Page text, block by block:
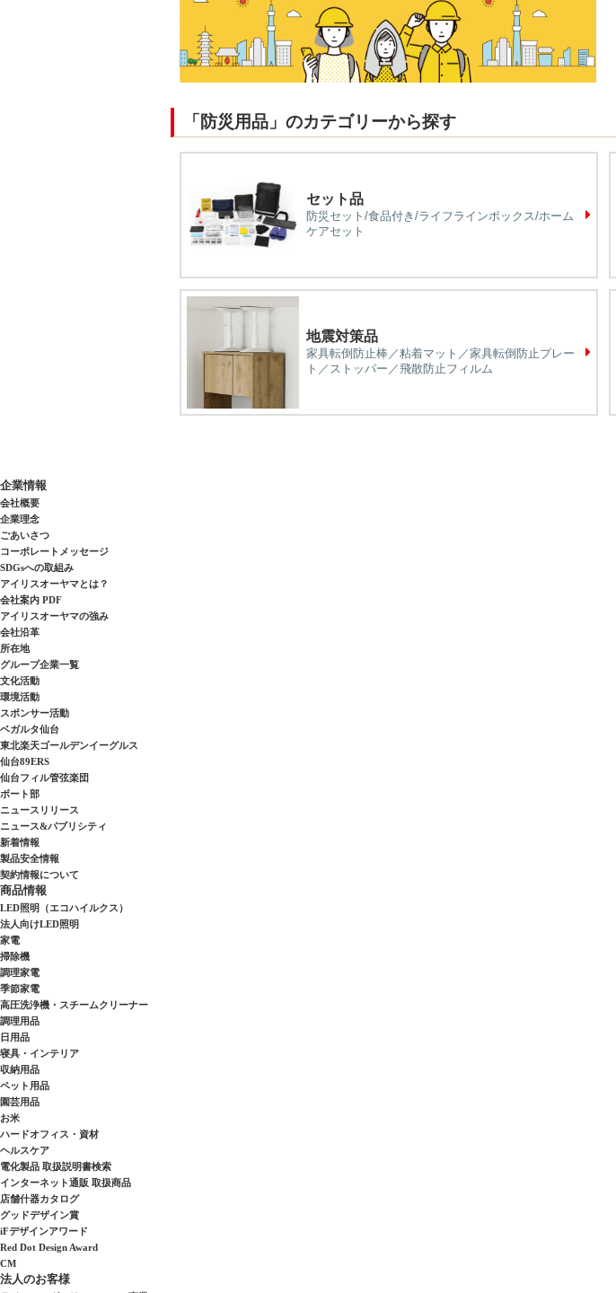
「防災用品」のカテゴリーから探す
セット品
防災セット/食品付き/ライフラインボックス/ホーム
ケアセット
地震対策品
家具転倒防止棒／粘着マット／家具転倒防止プレー
ト／ストッパー／飛散防止フィルム
企業情報
会社概要
企業理念
ごあいさつ
コーポレートメッセージ
SDGsへの取組み
アイリスオーヤマとは？
会社案内 PDF
アイリスオーヤマの強み
会社沿革
所在地
グループ企業一覧
文化活動
環境活動
スポンサー活動
ベガルタ仙台
東北楽天ゴールデンイーグルス
仙台89ERS
仙台フィル管弦楽団
ボート部
ニュースリリース
ニュース&パブリシティ
新着情報
製品安全情報
契約情報について
商品情報
LED照明（エコハイルクス）
法人向けLED照明
家電
掃除機
調理家電
季節家電
高圧洗浄機・スチームクリーナー
調理用品
日用品
寝具・インテリア
収納用品
ペット用品
園芸用品
お米
ハードオフィス・資材
ヘルスケア
電化製品 取扱説明書検索
インターネット通販 取扱商品
店舗什器カタログ
グッドデザイン賞
iFデザインアワード
Red Dot Design Award
CM
法人のお客様